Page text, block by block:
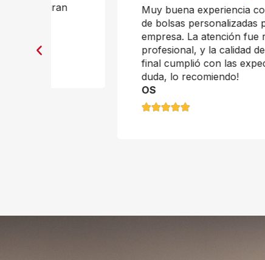
Muy buena experiencia con la compra
de bolsas personalizadas para mi
empresa. La atención fue rápida y
profesional, y la calidad del producto
final cumplió con las expectativas. Sin
duda, lo recomiendo!